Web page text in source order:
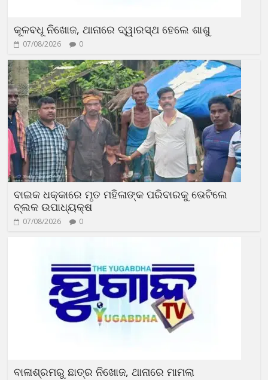
କୂଳବଧୂ ନିଖୋଜ, ଥାନାରେ ଦ୍ୱାରସ୍ଥ ହେଲେ ଶାଶୁ
07/08/2026 0
ବାଇକ ଧକ୍କାରେ ମୃତ ମହିଳାଙ୍କ ପରିବାରକୁ ଭେଟିଲେ
ବ୍ଲକ ଉପାଧ୍ୟକ୍ଷ
07/08/2026 0
ବାଳାଶ୍ରମରୁ ଛାତ୍ର ନିଖୋଜ, ଥାନାରେ ମାମଲା